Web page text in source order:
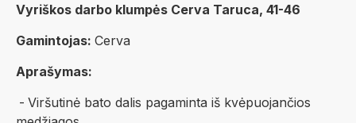
Vyriškos darbo klumpės Cerva Taruca, 41-46
Gamintojas: Cerva
Aprašymas:
- Viršutinė bato dalis pagaminta iš kvėpuojančios